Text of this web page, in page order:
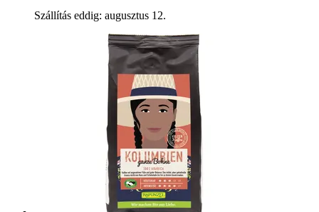
Szállítás eddig: augusztus 12.